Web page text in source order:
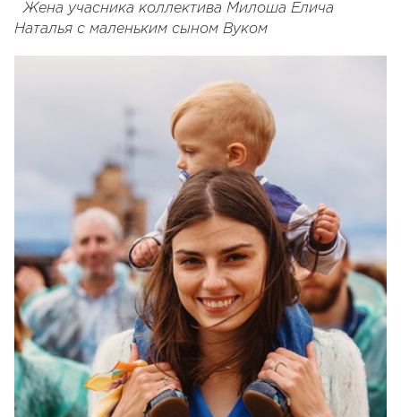
Жена учасника коллектива Милоша Елича
Наталья с маленьким сыном Вуком